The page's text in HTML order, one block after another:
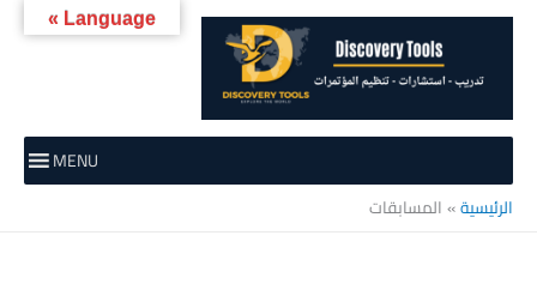
تخطي
MENU
الرئيسية
المسابقات
Language »